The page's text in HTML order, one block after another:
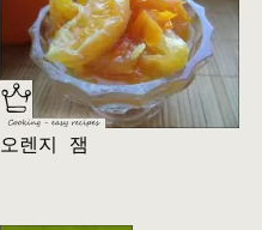
오렌지 잼